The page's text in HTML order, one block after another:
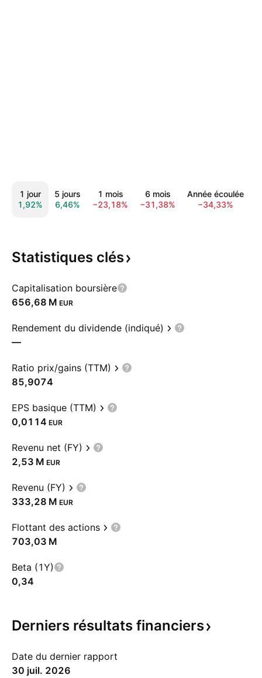
1 jour
1,92%
5 jours
6,46%
1 mois
−23,18%
6 mois
−31,38%
Année écoulée
−34,33%
Statistiques clés
Capitalisation boursière
‪656,68 M‬ EUR
Rendement du dividende (indiqué)
—
Ratio prix/gains (TTM)
85,9074
EPS basique (TTM)
0,0114 EUR
Revenu net (FY)
‪2,53 M‬ EUR
Revenu (FY)
‪333,28 M‬ EUR
Flottant des actions
‪703,03 M‬
Beta (1Y)
0,34
Derniers résultats financiers
Date du dernier rapport
30 juil. 2026